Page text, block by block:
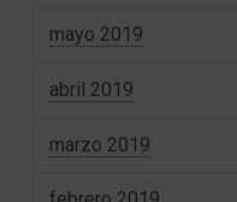
mayo 2019
abril 2019
marzo 2019